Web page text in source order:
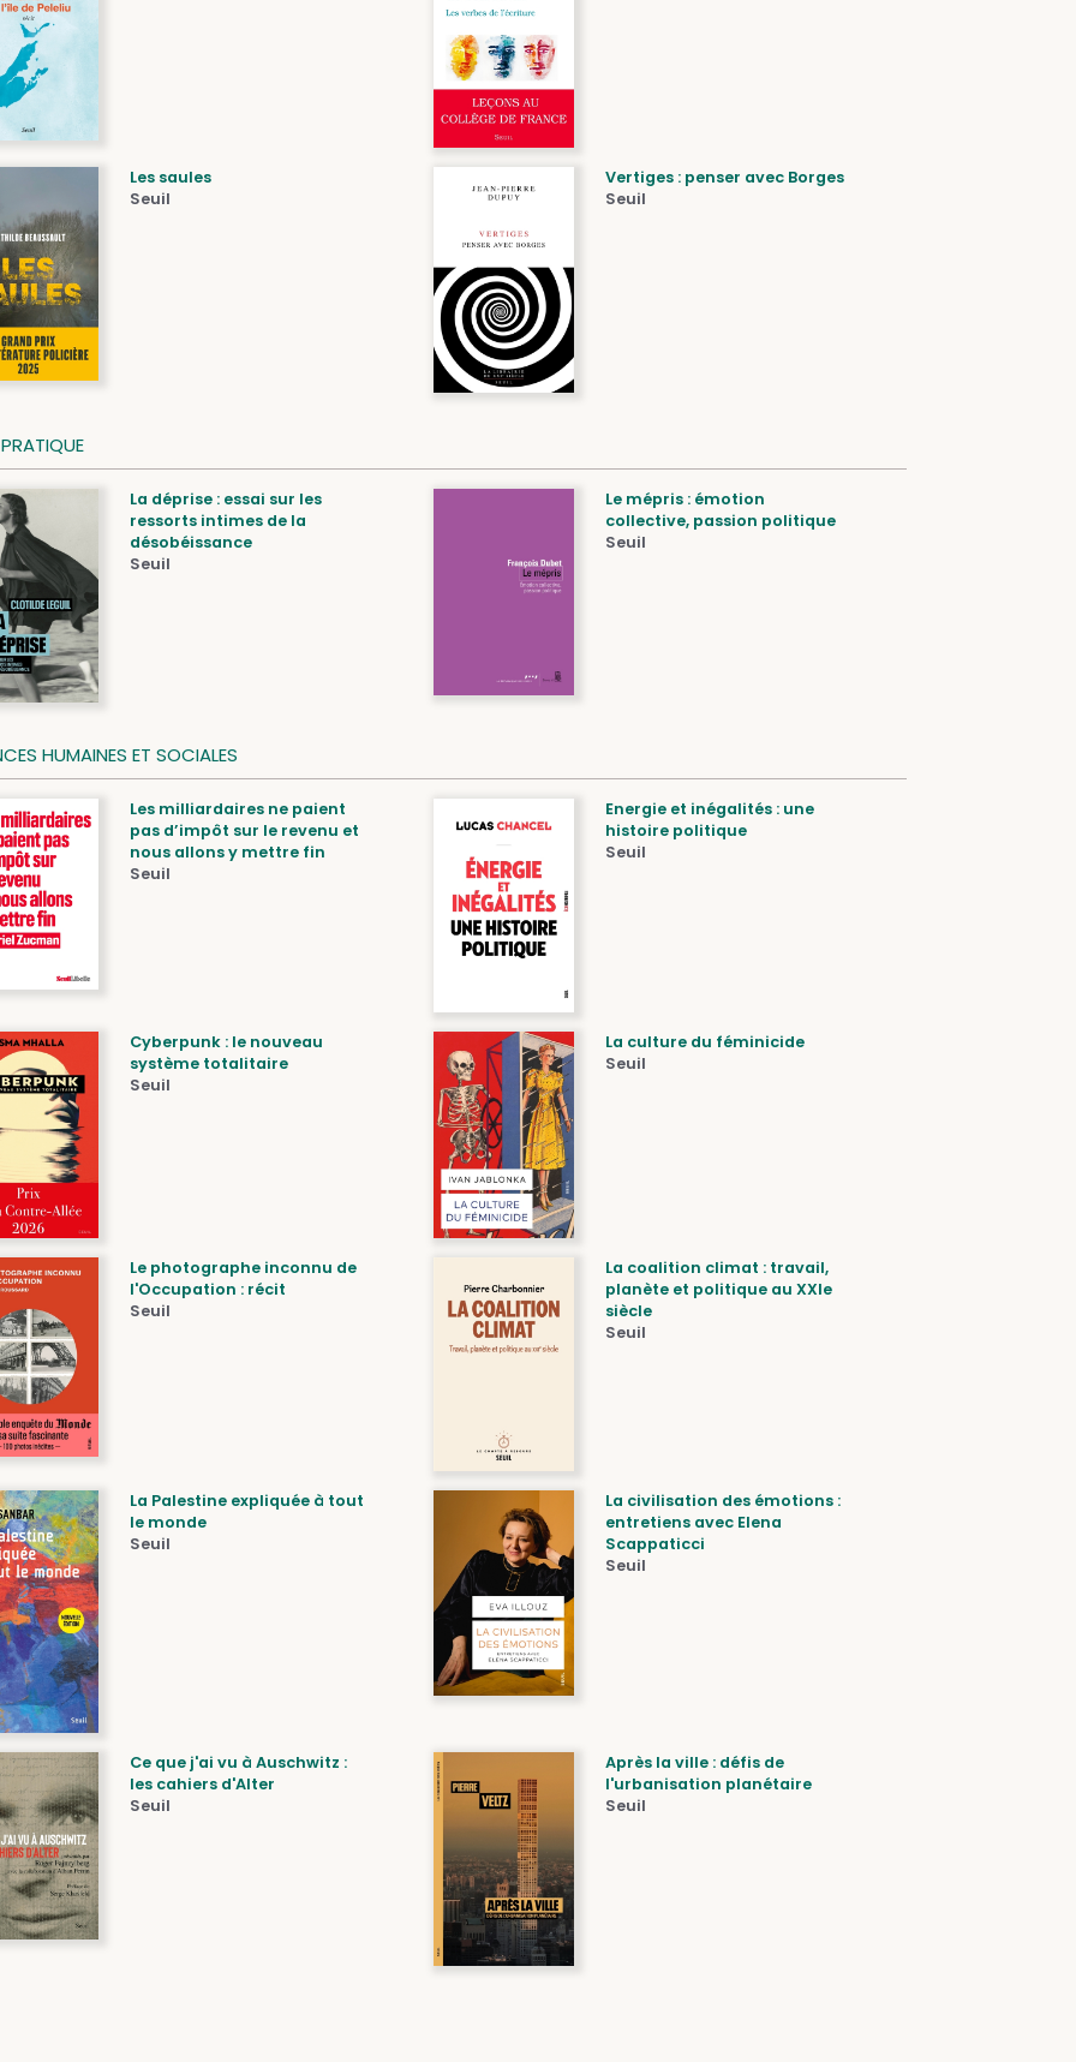
Les saules
Seuil
Vertiges : penser avec Borges
Seuil
La déprise : essai sur les
ressorts intimes de la
désobéissance
Seuil
Le mépris : émotion
collective, passion politique
Seuil
HUMAINES ET SOCIALES
Les milliardaires ne paient
pas d’impôt sur le revenu et
nous allons y mettre fin
Seuil
Energie et inégalités : une
histoire politique
Seuil
Cyberpunk : le nouveau
système totalitaire
Seuil
La culture du féminicide
Seuil
Le photographe inconnu de
l'Occupation : récit
Seuil
La coalition climat : travail,
planète et politique au XXIe
siècle
Seuil
La Palestine expliquée à tout
le monde
Seuil
La civilisation des émotions :
entretiens avec Elena
Scappaticci
Seuil
Ce que j'ai vu à Auschwitz :
les cahiers d'Alter
Seuil
Après la ville : défis de
l'urbanisation planétaire
Seuil